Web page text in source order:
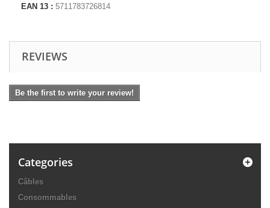
EAN 13 : 5711783726814
REVIEWS
Be the first to write your review!
Categories
Câbles
Consommables